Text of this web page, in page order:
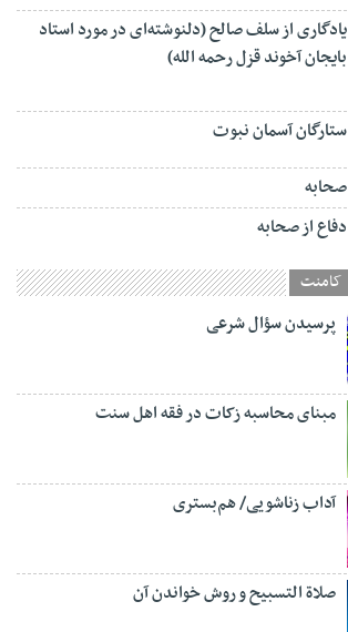
یادگاری از سلف صالح (دلنوشته‌ای در مورد استاد
بایجان آخوند قزل رحمه الله)
ستارگان آسمان نبوت
صحابه
دفاع از صحابه
کامنت
پرسیدن سؤال شرعی
مبنای محاسبه زکات در فقه اهل سنت
آداب زناشویی/ هم‌بستری
صلاة التسبيح و روش خواندن آن